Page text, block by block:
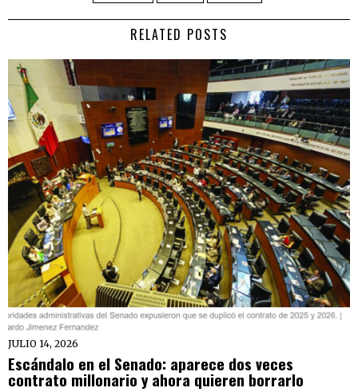
RELATED POSTS
JULIO 14, 2026
Escándalo en el Senado: aparece dos veces
contrato millonario y ahora quieren borrarlo